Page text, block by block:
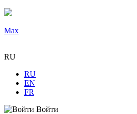
Max
RU
RU
EN
FR
Войти